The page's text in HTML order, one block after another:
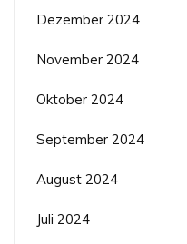
Dezember 2024
November 2024
Oktober 2024
September 2024
August 2024
Juli 2024